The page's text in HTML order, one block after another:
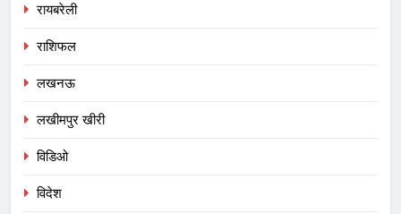
रायबरेली
राशिफल
लखनऊ
लखीमपुर खीरी
विडिओ
विदेश